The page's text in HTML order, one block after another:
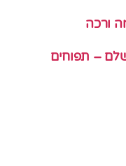
ורכה
– תפוחים